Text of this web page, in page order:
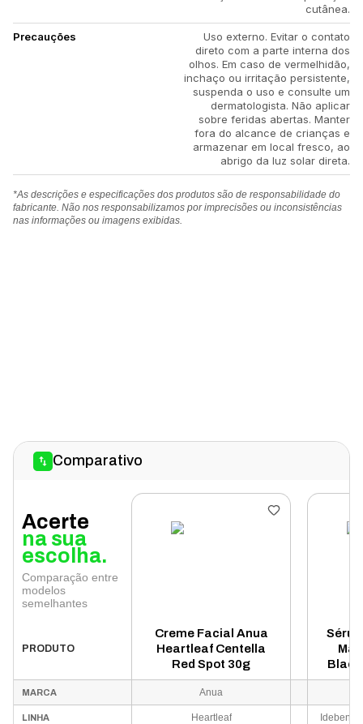
cutânea.
Precauções
Uso externo. Evitar o contato
direto com a parte interna dos
olhos. Em caso de vermelhidão,
inchaço ou irritação persistente,
suspenda o uso e consulte um
dermatologista. Não aplicar
sobre feridas abertas. Manter
fora do alcance de crianças e
armazenar em local fresco, ao
abrigo da luz solar direta.
*As descrições e especificações dos produtos são de responsabilidade do
fabricante. Não nos responsabilizamos por imprecisões ou inconsistências
nas informações ou imagens exibidas.
Comparativo
Acerte
na sua
escolha.
Comparação entre
modelos
semelhantes
PRODUTO
Creme Facial Anua
Heartleaf Centella
Red Spot 30g
MARCA Anua
LINHA Heartleaf